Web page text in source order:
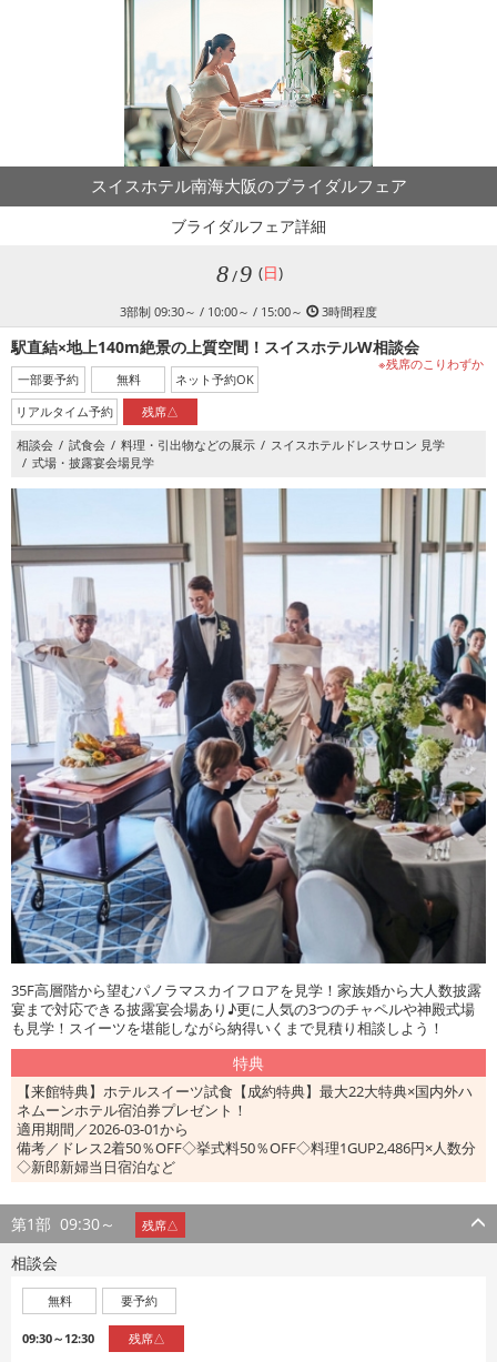
スイスホテル南海大阪のブライダルフェア
ブライダルフェア詳細
8/9 (日)
3部制 09:30～ / 10:00～ / 15:00～ 3時間程度
駅直結×地上140m絶景の上質空間！スイスホテルW相談会
※残席のこりわずか
一部要予約
無料
ネット予約OK
リアルタイム予約
残席△
相談会
試食会 料理・引出物などの展示
スイスホテルドレスサロン 見学
式場・披露宴会場見学
35F高層階から望むパノラマスカイフロアを見学！家族婚から大人数披露
宴まで対応できる披露宴会場あり♪更に人気の3つのチャペルや神殿式場
も見学！スイーツを堪能しながら納得いくまで見積り相談しよう！
特典
【来館特典】ホテルスイーツ試食【成約特典】最大22大特典×国内外ハ
ネムーンホテル宿泊券プレゼント！
適用期間／2026-03-01から
備考／ドレス2着50％OFF◇挙式料50％OFF◇料理1GUP2,486円×人数分
◇新郎新婦当日宿泊など
第1部 09:30～ 残席△
相談会
無料 要予約
09:30～12:30 残席△